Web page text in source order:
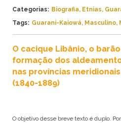
CEARÁ
ESPÍRITO SANTO
MARANHÃO
MATO GROSSO
MATO GROSSO DO SUL
MINAS GERAIS
PARANÁ
APURINÃ
ARANHÍ
ARARA
ARITI
ATIKUM
BORARI
BORORO
GAVIÃO
Categorias: Biografia, Etnias,
Tags: Guarani-Kaiowá, Masculino,
O cacique Libânio, o
formação dos
nas províncias
(1840-1889)
O objetivo desse breve texto é duplo.